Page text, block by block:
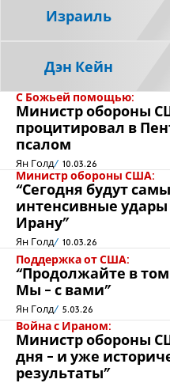
С Божьей помощью:
Министр обороны
процитировал в
псалом
Ян Голд 10.03.26
Министр обороны США:
“Сегодня будут
интенсивные удары
Ирану"
Ян Голд 10.03.26
Поддержка от США:
“Продолжайте в
Мы - с вами"
Ян Голд 5.03.26
Война с Ираном:
Министр обороны
дня - и уже
результаты"
Израиль
Дэн Кейн